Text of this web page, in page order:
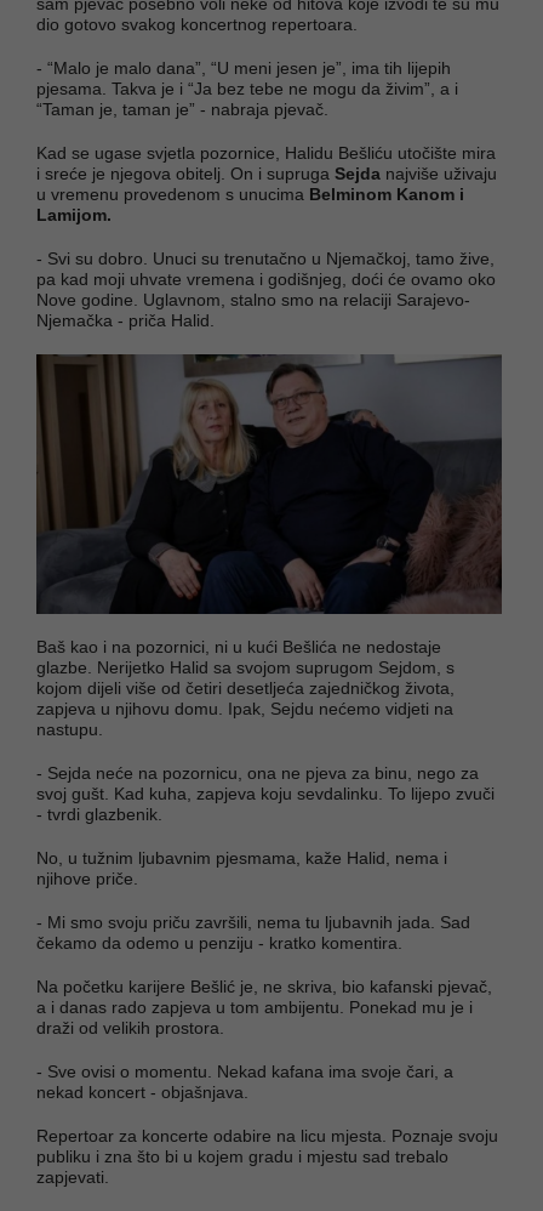
dio gotovo svakog koncertnog repertoara.
- “Malo je malo dana”, “U meni jesen je”, ima tih lijepih
pjesama. Takva je i “Ja bez tebe ne mogu da živim”, a i
“Taman je, taman je” - nabraja pjevač.
Kad se ugase svjetla pozornice, Halidu Bešliću utočište mira
i sreće je njegova obitelj. On i supruga Sejda najviše uživaju
u vremenu provedenom s unucima Belminom Kanom i
Lamijom.
- Svi su dobro. Unuci su trenutačno u Njemačkoj, tamo žive,
pa kad moji uhvate vremena i godišnjeg, doći će ovamo oko
Nove godine. Uglavnom, stalno smo na relaciji Sarajevo-
Njemačka - priča Halid.
Baš kao i na pozornici, ni u kući Bešlića ne nedostaje
glazbe. Nerijetko Halid sa svojom suprugom Sejdom, s
kojom dijeli više od četiri desetljeća zajedničkog života,
zapjeva u njihovu domu. Ipak, Sejdu nećemo vidjeti na
nastupu.
- Sejda neće na pozornicu, ona ne pjeva za binu, nego za
svoj gušt. Kad kuha, zapjeva koju sevdalinku. To lijepo zvuči
- tvrdi glazbenik.
No, u tužnim ljubavnim pjesmama, kaže Halid, nema i
njihove priče.
- Mi smo svoju priču završili, nema tu ljubavnih jada. Sad
čekamo da odemo u penziju - kratko komentira.
Na početku karijere Bešlić je, ne skriva, bio kafanski pjevač,
a i danas rado zapjeva u tom ambijentu. Ponekad mu je i
draži od velikih prostora.
- Sve ovisi o momentu. Nekad kafana ima svoje čari, a
nekad koncert - objašnjava.
Repertoar za koncerte odabire na licu mjesta. Poznaje svoju
publiku i zna što bi u kojem gradu i mjestu sad trebalo
zapjevati.